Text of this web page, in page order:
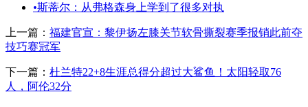
•斯蒂尔：从弗格森身上学到了很多对执
上一篇： 福建官宣：黎伊扬左膝关节软骨撕裂赛季报销此前夺
技巧赛冠军
下一篇： 杜兰特22+8生涯总得分超过大鲨鱼！太阳轻取76
人，阿伦32分